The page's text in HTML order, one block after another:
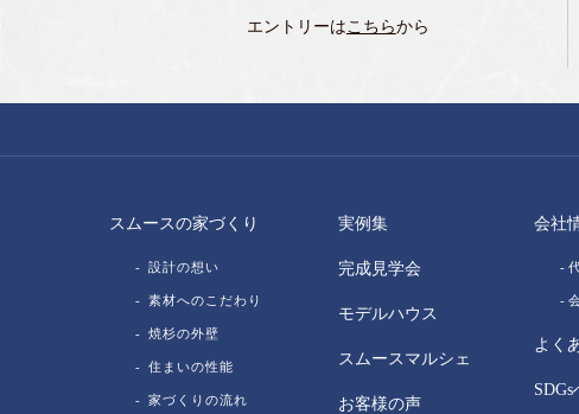
エントリーはこちらから
スムースの家づくり
設計の想い
素材へのこだわり
焼杉の外壁
住まいの性能
家づくりの流れ
実例集
完成見学会
モデルハウス
スムースマルシェ
お客様の声
会社
よく